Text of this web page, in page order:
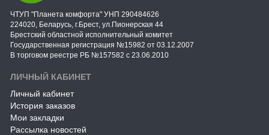
ЧТУП "Планета комфорта" УНП 290484626
224020, Беларусь, г.Брест, ул.Пионерская 44
Брестский областной исполнительный комитет
Государственная регистрация №15982 от 03.12.2007
В торговом реестре РБ №157582 с 23.06.2010
ЛИЧНЫЙ КАБИНЕТ
Личный кабинет
История заказов
Мои закладки
Рассылка новостей